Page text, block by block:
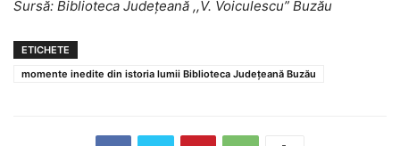
Sursă: Biblioteca Județeană ,,V. Voiculescu” Buzău
ETICHETE
momente inedite din istoria lumii Biblioteca Județeană Buzău